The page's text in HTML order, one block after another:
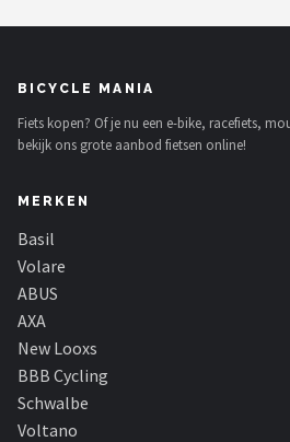
ABUS
AXA
New Looxs
BBB Cycling
Schwalbe
Voltano
Shimano
BICYCLE MANIA
Fiets kopen? Of je nu een e-bike, racefiets,
bekijk ons grote aanbod fietsen online!
MERKEN
Basil
Volare
ABUS
AXA
New Looxs
BBB Cycling
Schwalbe
Voltano